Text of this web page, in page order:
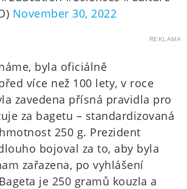
November 30, 2022
REKLAMA
byla oficiálně
více než 100 lety, v roce
zavedena přísná pravidla pro
za bagetu – standardizovaná
250 g. Prezident
bojoval za to, aby byla
zařazena, po vyhlášení
je 250 gramů kouzla a